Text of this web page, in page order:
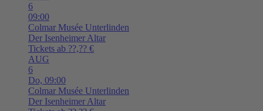
6
09:00
Colmar Musée Unterlinden
Der Isenheimer Altar
Tickets ab ??,?? €
AUG
6
Do, 09:00
Colmar Musée Unterlinden
Der Isenheimer Altar